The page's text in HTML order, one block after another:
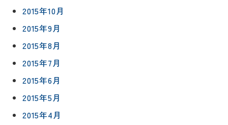
2015年10月
2015年9月
2015年8月
2015年7月
2015年6月
2015年5月
2015年4月